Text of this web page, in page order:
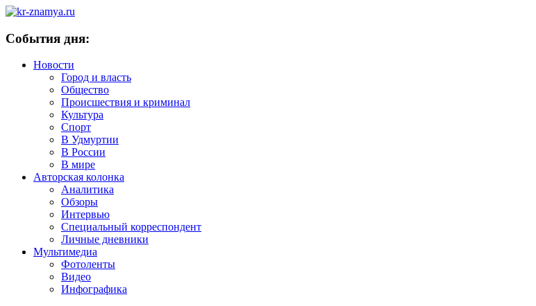
События дня:
Новости
Город и власть
Общество
Происшествия и криминал
Культура
Спорт
В Удмуртии
В России
В мире
Авторская колонка
Аналитика
Обзоры
Интервью
Специальный корреспондент
Личные дневники
Мультимедиа
Фотоленты
Видео
Инфографика